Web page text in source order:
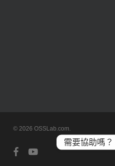
© 2026 OSSLab.com.
facebookyoutube
需要協助嗎